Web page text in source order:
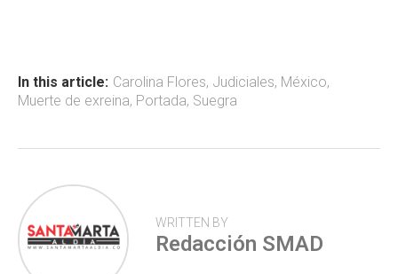
ok p
p
tir
In this article: Carolina Flores, Judiciales, México,
Muerte de exreina, Portada, Suegra
WRITTEN BY
Redacción SMAD